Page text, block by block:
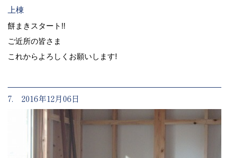
上棟
餅まきスタート!!
ご近所の皆さま
これからよろしくお願いします!
7. 2016年12月06日